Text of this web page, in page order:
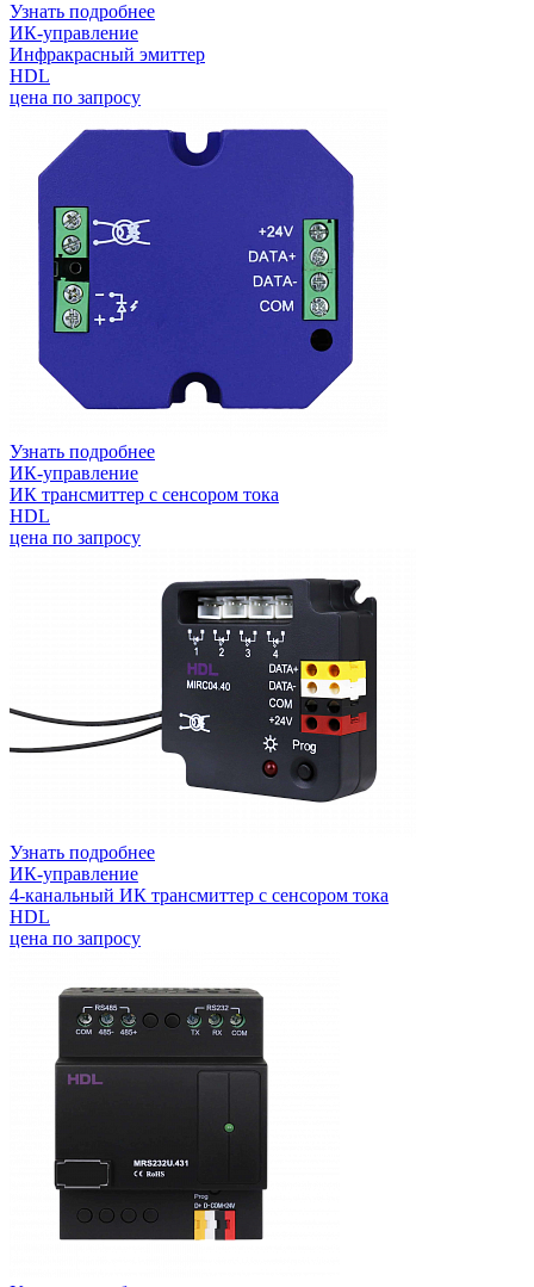
Узнать подробнее
ИК-управление
Инфракрасный эмиттер
HDL
цена по запросу
Узнать подробнее
ИК-управление
ИК трансмиттер с сенсором тока
HDL
цена по запросу
Узнать подробнее
ИК-управление
4-канальный ИК трансмиттер с сенсором тока
HDL
цена по запросу